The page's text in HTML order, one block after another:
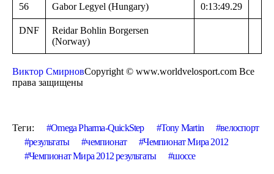
56 Gabor Legyel (Hungary) 0:13:49.29
DNF
Reidar Bohlin Borgersen
(Norway)
Виктор СмирновCopyright © www.worldvelosport.com Все
права защищены
Теги: Omega Pharma-QuickStep Tony Martin
велоспорт
результаты
чемпионат
Чемпионат Мира 2012
Чемпионат Мира 2012 результаты
шоссе